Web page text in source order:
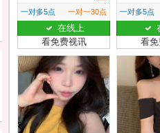
一对多5点 一对一30点
在线上
看免费视讯
一对多5点
看